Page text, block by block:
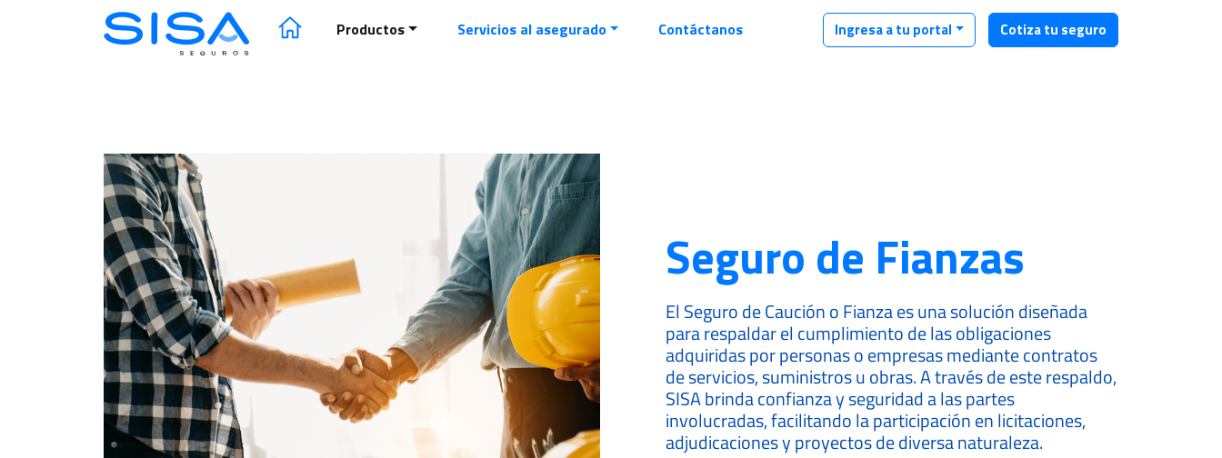
SISA Seguros | Seguro para toda la vida
Productos Servicios al asegurado Contáctanos Ingresa a tu portal Cotiza tu seguro
Seguro de Fianzas
El Seguro de Caución o Fianza es una solución diseñada
para respaldar el cumplimiento de las obligaciones
adquiridas por personas o empresas mediante contratos
de servicios, suministros u obras. A través de este respaldo,
SISA brinda confianza y seguridad a las partes
involucradas, facilitando la participación en licitaciones,
adjudicaciones y proyectos de diversa naturaleza.